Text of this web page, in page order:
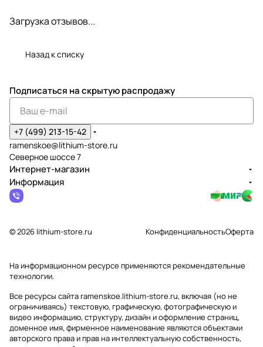
Загрузка отзывов...
Назад к списку
Подписаться на скрытую распродажу
+7 (499) 213-15-42
ramenskoe@lithium-store.ru
Северное шоссе 7
Интернет-магазин
Информация
© 2026 lithium-store.ru КонфиденциальностьОферта
На информационном ресурсе применяютсярекомендательные
технологии.
Все ресурсы сайта ramenskoe.lithium-store.ru, включая (но не
ограничиваясь) текстовую, графическую, фотографическую и
видео информацию, структуру, дизайн и оформление страниц,
доменное имя, фирменное наименование являются объектами
авторского права и прав на интеллектуальную собственность,